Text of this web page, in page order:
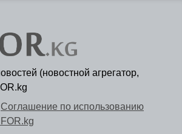
(новостной агрегатор,
Соглашение по использованию